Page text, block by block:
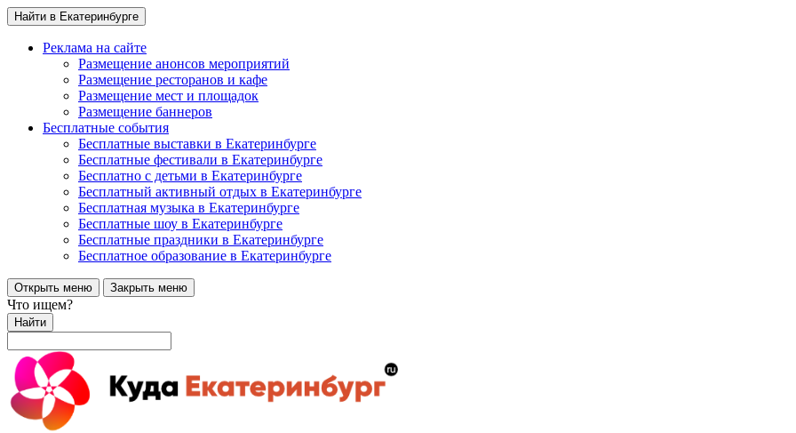
Найти в Екатеринбурге
Реклама на сайте
Размещение анонсов мероприятий
Размещение ресторанов и кафе
Размещение мест и площадок
Размещение баннеров
Бесплатные события
Бесплатные выставки в Екатеринбурге
Бесплатные фестивали в Екатеринбурге
Бесплатно с детьми в Екатеринбурге
Бесплатный активный отдых в Екатеринбурге
Бесплатная музыка в Екатеринбурге
Бесплатные шоу в Екатеринбурге
Бесплатные праздники в Екатеринбурге
Бесплатное образование в Екатеринбурге
Открыть меню Закрыть меню
Что ищем?
Найти